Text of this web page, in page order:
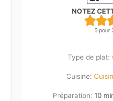
NOTEZ
5 pour
Type de plat:
Cuisine:
Préparation:10